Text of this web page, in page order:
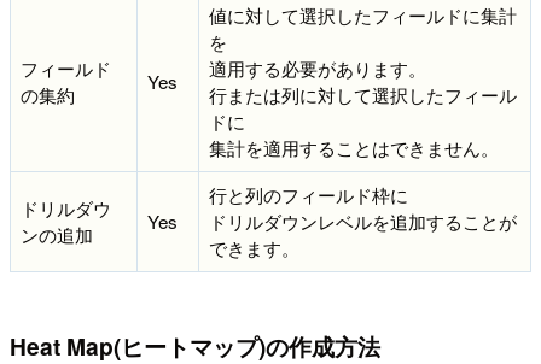
フィールド
の集約
Yes
値に対して選択したフィールドに集計
を
適用する必要があります。
行または列に対して選択したフィール
ドに
集計を適用することはできません。
ドリルダウ
ンの追加
Yes
行と列のフィールド枠に
ドリルダウンレベルを追加することが
できます。
Heat Map(ヒートマップ)の作成方法